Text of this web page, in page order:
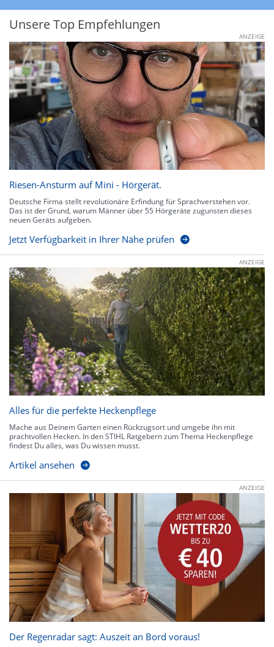
Unsere Top Empfehlungen
ANZEIGE
Riesen-Ansturm auf Mini - Hörgerät.
Deutsche Firma stellt revolutionäre Erfindung für Sprachverstehen vor.
Das ist der Grund, warum Männer über 55 Hörgeräte zugunsten dieses
neuen Geräts aufgeben.
Jetzt Verfügbarkeit in Ihrer Nähe prüfen
ANZEIGE
Alles für die perfekte Heckenpflege
Mache aus Deinem Garten einen Rückzugsort und umgebe ihn mit
prachtvollen Hecken. In den STIHL Ratgebern zum Thema Heckenpflege
findest Du alles, was Du wissen musst.
Artikel ansehen
ANZEIGE
Der Regenradar sagt: Auszeit an Bord voraus!